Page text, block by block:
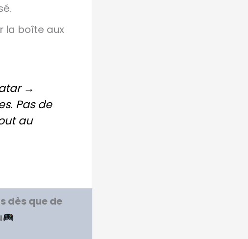
la boîte aux
→
Pas de
au
dès que de